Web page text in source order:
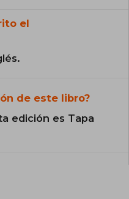
el
de este libro?
edición es Tapa